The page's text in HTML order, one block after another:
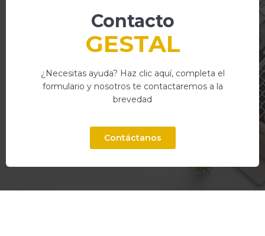
Contacto
GESTAL
¿Necesitas ayuda? Haz clic aquí, completa el
formulario y nosotros te contactaremos a la
brevedad
Contáctanos